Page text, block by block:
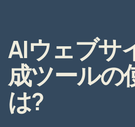
AIウェブサ
成ツールの
は?